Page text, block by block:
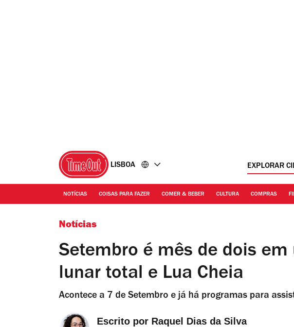
LISBOA EXPLORAR
NOTÍCIAS COISAS PARA FAZER COMER & BEBER CULTURA COMPRAS
Notícias
Setembro é mês de dois em
lunar total e Lua Cheia
Acontece a 7 de Setembro e já há programas para
Escrito por Raquel Dias da Silva